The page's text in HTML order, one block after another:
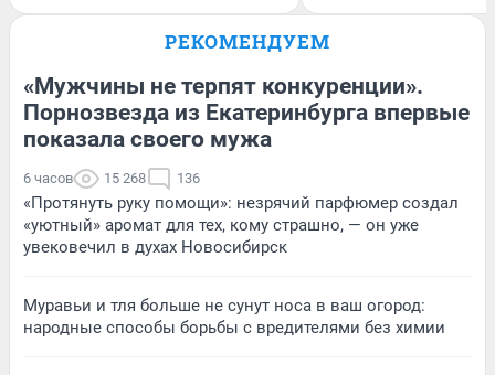
РЕКОМЕНДУЕМ
«Мужчины не терпят конкуренции».
Порнозвезда из Екатеринбурга впервые
показала своего мужа
6 часов 15 268 136
«Протянуть руку помощи»: незрячий парфюмер создал
«уютный» аромат для тех, кому страшно, — он уже
увековечил в духах Новосибирск
Муравьи и тля больше не сунут носа в ваш огород:
народные способы борьбы с вредителями без химии